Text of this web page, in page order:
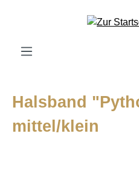
Halsband
mittel/klein